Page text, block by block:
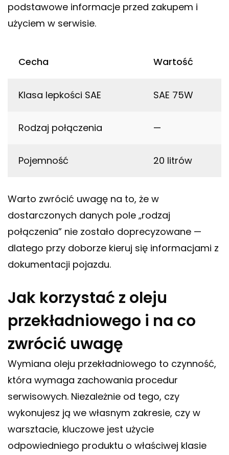
podstawowe informacje przed zakupem i
użyciem w serwisie.
Cecha Wartość
Klasa lepkości SAE SAE 75W
Rodzaj połączenia —
Pojemność 20 litrów
Warto zwrócić uwagę na to, że w
dostarczonych danych pole „rodzaj
połączenia” nie zostało doprecyzowane —
dlatego przy doborze kieruj się informacjami z
dokumentacji pojazdu.
Jak korzystać z oleju
przekładniowego i na co
zwrócić uwagę
Wymiana oleju przekładniowego to czynność,
która wymaga zachowania procedur
serwisowych. Niezależnie od tego, czy
wykonujesz ją we własnym zakresie, czy w
warsztacie, kluczowe jest użycie
odpowiedniego produktu o właściwej klasie